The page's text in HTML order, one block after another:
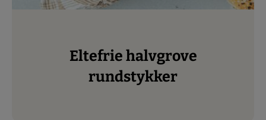
Eltefrie halvgrove
rundstykker